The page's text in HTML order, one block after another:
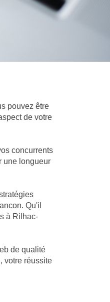
pouvez être
de votre
concurrents
une longueur
Qu'il
à Rilhac-
de qualité
votre réussite